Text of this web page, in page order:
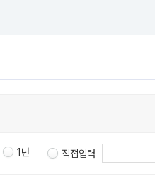
1년 직접입력